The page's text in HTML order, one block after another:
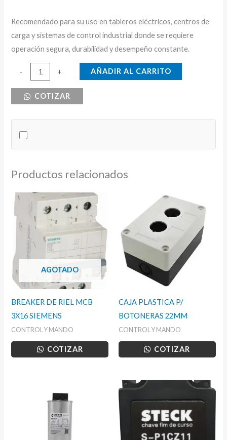
Recomendado para su uso en tableros eléctricos, centros de
carga y sistemas de control industrial donde se requiere
operación segura, durabilidad y desempeño constante.
-
BREAKER
RIEL
5SX
cantidad
+ AÑADIR AL CARRITO
COTIZAR
Productos relacionados
AGOTADO
BREAKER DE RIEL MCB
3X16 SIEMENS
CONTROL Y MANDO
COTIZAR
CAJA PLASTICA P/
BOTONERAS 22MM
CONTROL Y MANDO
COTIZAR